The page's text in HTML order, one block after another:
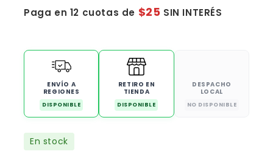
Paga en 12 cuotas de $25 SIN INTERÉS
ENVÍO A
REGIONES
DISPONIBLE
RETIRO EN
TIENDA
DISPONIBLE
DESPACHO
LOCAL
NO DISPONIBLE
En stock